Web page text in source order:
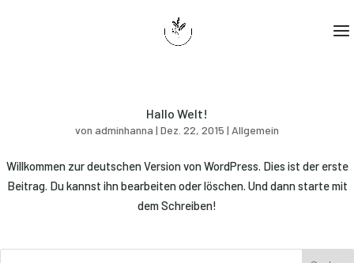
Hallo Welt!
von adminhanna | Dez. 22, 2015 | Allgemein
Willkommen zur deutschen Version von WordPress. Dies ist der erste
Beitrag. Du kannst ihn bearbeiten oder löschen. Und dann starte mit
dem Schreiben!